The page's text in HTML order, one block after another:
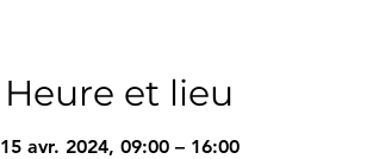
Heure et lieu
15 avr. 2024, 09:00 – 16:00